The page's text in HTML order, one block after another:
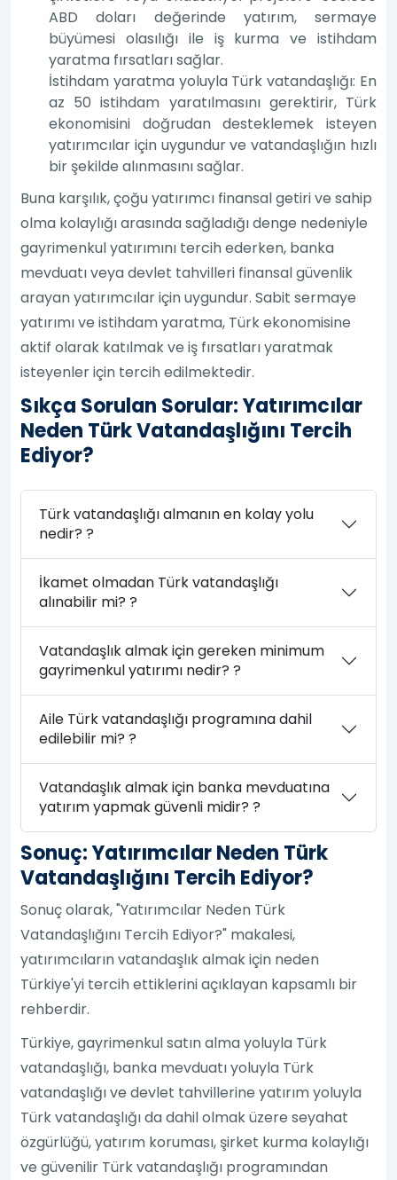
ABD doları değerinde yatırım, sermaye
büyümesi olasılığı ile iş kurma ve istihdam
yaratma fırsatları sağlar.
İstihdam yaratma yoluyla Türk vatandaşlığı: En
az 50 istihdam yaratılmasını gerektirir, Türk
ekonomisini doğrudan desteklemek isteyen
yatırımcılar için uygundur ve vatandaşlığın hızlı
bir şekilde alınmasını sağlar.
Buna karşılık, çoğu yatırımcı finansal getiri ve sahip
olma kolaylığı arasında sağladığı denge nedeniyle
gayrimenkul yatırımını tercih ederken, banka
mevduatı veya devlet tahvilleri finansal güvenlik
arayan yatırımcılar için uygundur. Sabit sermaye
yatırımı ve istihdam yaratma, Türk ekonomisine
aktif olarak katılmak ve iş fırsatları yaratmak
isteyenler için tercih edilmektedir.
Sıkça Sorulan Sorular: Yatırımcılar
Neden Türk Vatandaşlığını Tercih
Ediyor?
Türk vatandaşlığı almanın en kolay yolu
nedir? ?
İkamet olmadan Türk vatandaşlığı
alınabilir mi? ?
Vatandaşlık almak için gereken minimum
gayrimenkul yatırımı nedir? ?
Aile Türk vatandaşlığı programına dahil
edilebilir mi? ?
Vatandaşlık almak için banka mevduatına
yatırım yapmak güvenli midir? ?
Sonuç: Yatırımcılar Neden Türk
Vatandaşlığını Tercih Ediyor?
Sonuç olarak, "Yatırımcılar Neden Türk
Vatandaşlığını Tercih Ediyor?" makalesi,
yatırımcıların vatandaşlık almak için neden
Türkiye'yi tercih ettiklerini açıklayan kapsamlı bir
rehberdir.
Türkiye, gayrimenkul satın alma yoluyla Türk
vatandaşlığı, banka mevduatı yoluyla Türk
vatandaşlığı ve devlet tahvillerine yatırım yoluyla
Türk vatandaşlığı da dahil olmak üzere seyahat
özgürlüğü, yatırım koruması, şirket kurma kolaylığı
ve güvenilir Türk vatandaşlığı programından